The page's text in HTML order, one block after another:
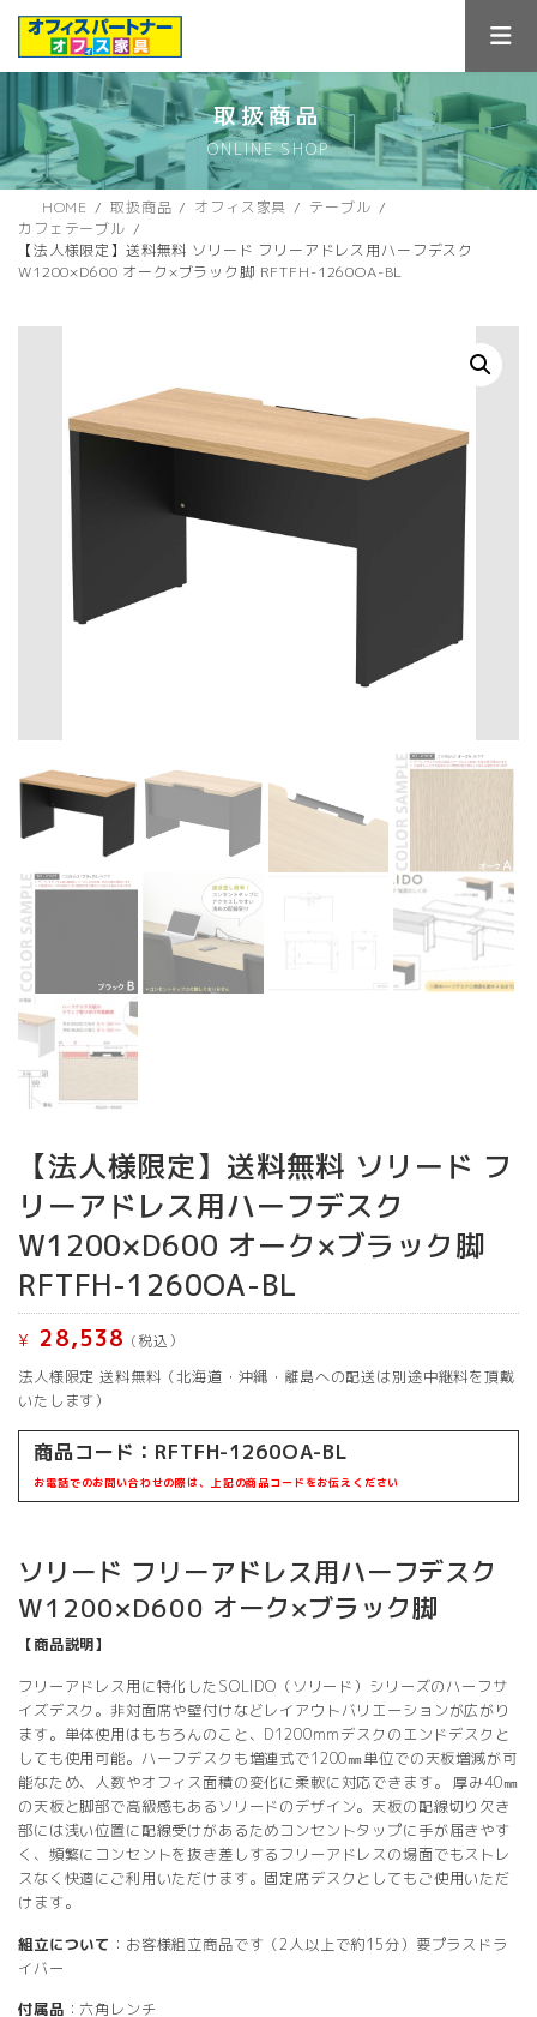
ス
キ
ン
に
取扱商品
ONLINE SHOP
HOME 取扱商品 オフィス家具
テーブル
カフェテーブル
【法人様限定】送料無料 ソリード フリーアドレス用ハーフデスク
W1200×D600 オーク×ブラック脚 RFTFH-1260OA-BL
【法人様限定】送料無料 ソリード フ
リーアドレス用ハーフデスク
W1200×D600 オーク×ブラック脚
RFTFH-1260OA-BL
¥ 28,538 (税込）
法人様限定 送料無料（北海道・沖縄・離島への配送は別途中継料を頂戴
いたします）
商品コード：RFTFH-1260OA-BL
お電話でのお問い合わせの際は、上記の商品コードをお伝えください
ソリード フリーアドレス用ハーフデスク
W1200×D600 オーク×ブラック脚
【商品説明】
フリーアドレス用に特化したSOLIDO（ソリード）シリーズのハーフサ
イズデスク。非対面席や壁付けなどレイアウトバリエーションが広がり
ます。単体使用はもちろんのこと、D1200mmデスクのエンドデスクと
しても使用可能。ハーフデスクも増連式で1200㎜単位での天板増減が可
能なため、人数やオフィス面積の変化に柔軟に対応できます。 厚み40㎜
の天板と脚部で高級感もあるソリードのデザイン。天板の配線切り欠き
部には浅い位置に配線受けがあるためコンセントタップに手が届きやす
く、頻繁にコンセントを抜き差しするフリーアドレスの場面でもストレ
スなく快適にご利用いただけます。固定席デスクとしてもご使用いただ
けます。
組立について ：お客様組立商品です（2人以上で約15分）要プラスドラ
イバー
付属品 ：六角レンチ